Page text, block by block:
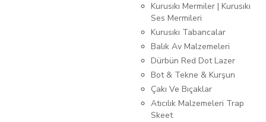
Kurusıkı Mermiler | Kurusıkı
Ses Mermileri
Kurusıkı Tabancalar
Balık Av Malzemeleri
Dürbün Red Dot Lazer
Bot & Tekne & Kurşun
Çakı Ve Bıçaklar
Atıcılık Malzemeleri Trap
Skeet